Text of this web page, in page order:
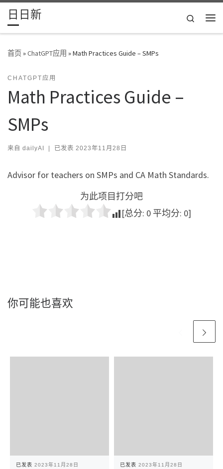
Skip to content
日日新
Search
首页»ChatGPT应用 »Math Practices Guide – SMPs
CHATGPT应用
Math Practices Guide –
SMPs
来自 dailyAI | 已发表 2023年11月28日
Advisor for teachers on SMPs and CA Math Standards.
为此项目打分吧
[总分: 0 平均分: 0]
你可能也喜欢
已发表 2023年11月28日 已发表 2023年11月28日